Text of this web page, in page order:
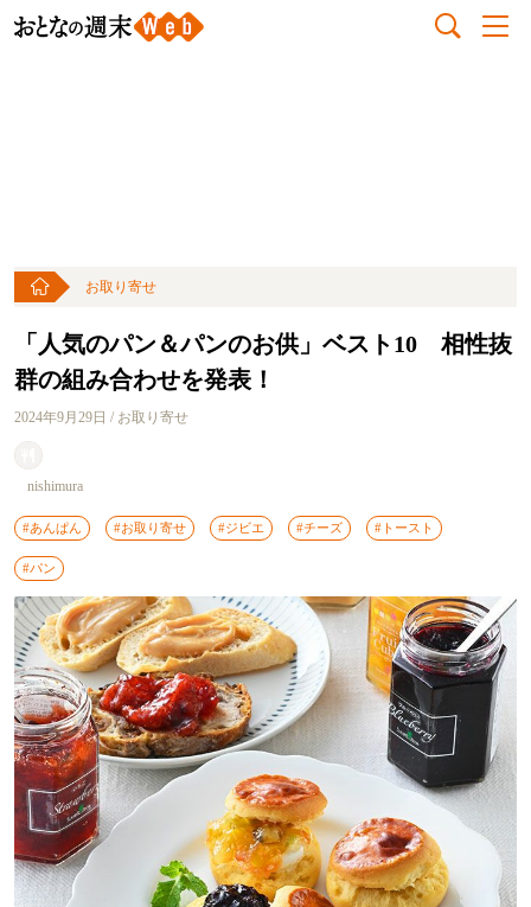
お取り寄せ
「人気のパン＆パンのお供」ベスト10 相性抜
群の組み合わせを発表！
2024年9月29日 / お取り寄せ
nishimura
#あんぱん #お取り寄せ #ジビエ #チーズ #トースト
#パン